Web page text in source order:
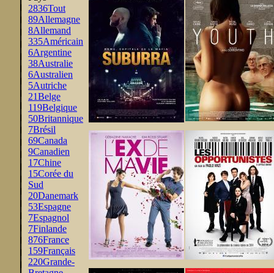
2836Tout
89Allemagne
8Allemand
335Américain
6Argentine
38Australie
6Australien
5Autriche
21Belge
119Belgique
50Britannique
7Brésil
69Canada
9Canadien
17Chine
15Corée du
Sud
20Danemark
53Espagne
7Espagnol
7Finlande
876France
159Français
220Grande-